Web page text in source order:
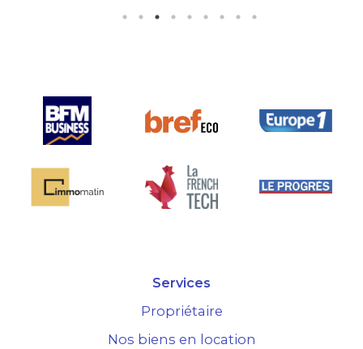
Services
Propriétaire
Nos biens en location